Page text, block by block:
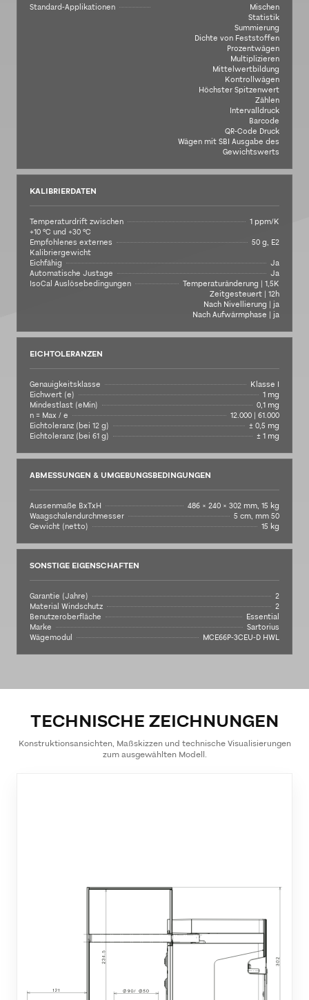
Standard-Applikationen
Mischen
Statistik
Summierung
Dichte von Feststoffen
Prozentwägen
Multiplizieren
Mittelwertbildung
Kontrollwägen
Höchster Spitzenwert
Zählen
Intervalldruck
Barcode
QR-Code Druck
Wägen mit SBI Ausgabe des
Gewichtswerts
KALIBRIERDATEN
Temperaturdrift zwischen
+10 °C und +30 °C
1 ppm/K
Empfohlenes externes
Kalibriergewicht
50 g, E2
Eichfähig
Ja
Automatische Justage
Ja
IsoCal Auslösebedingungen
Temperaturänderung | 1,5K
Zeitgesteuert | 12h
Nach Nivellierung | ja
Nach Aufwärmphase | ja
EICHTOLERANZEN
Genauigkeitsklasse
Klasse I
Eichwert (e)
1 mg
Mindestlast (eMin)
0,1 mg
n = Max / e
12.000 | 61.000
Eichtoleranz (bei 12 g)
± 0,5 mg
Eichtoleranz (bei 61 g)
± 1 mg
ABMESSUNGEN & UMGEBUNGSBEDINGUNGEN
Aussenmaße BxTxH
486 × 240 × 302 mm, 15 kg
Waagschalendurchmesser
5 cm, mm 50
Gewicht (netto)
15 kg
SONSTIGE EIGENSCHAFTEN
Garantie (Jahre)
2
Material Windschutz
2
Benutzeroberfläche
Essential
Marke
Sartorius
Wägemodul
MCE66P-3CEU-D HWL
TECHNISCHE ZEICHNUNGEN
Konstruktionsansichten, Maßskizzen und technische Visualisierungen
zum ausgewählten Modell.